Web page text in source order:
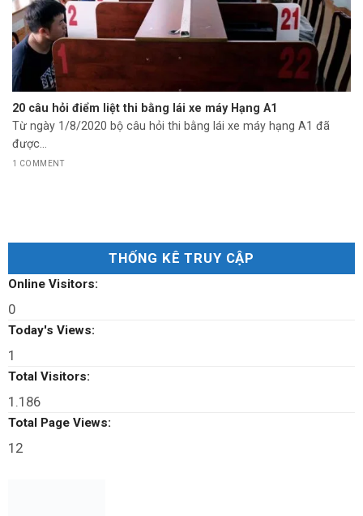
20 câu hỏi điểm liệt thi bằng lái xe máy Hạng A1
Từ ngày 1/8/2020 bộ câu hỏi thi bằng lái xe máy hạng A1 đã
được...
1 COMMENT
THỐNG KÊ TRUY CẬP
Online Visitors:
0
Today's Views:
1
Total Visitors:
1.186
Total Page Views:
12